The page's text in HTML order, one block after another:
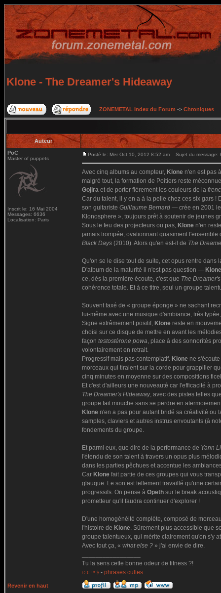
Klone - The Dreamer's Hideaway
ZONEMETAL Index du Forum -> Chroniques
Auteur
PoC
Master of puppets
Inscrit le: 16 Mai 2004
Messages: 6636
Localisation: Paris
Posté le: Mer Oct 10, 2012 8:52 am Sujet du message:
Avec cinq albums au compteur, Klone n'en est pas
malgré tout, la formation de Poitiers reste
Gojira et de porter fièrement les couleurs de la
Car du talent, il y en a à la pelle chez ces six gars !
son guitariste Guillaume Bernard — crée en 2001
Klonosphere », toujours prêt à soutenir de jeunes
Sous le feu des projecteurs ou pas, Klone n'en
jamais trompée, ovationnant quasiment
Black Days (2010). Alors qu'en est-il de The
Qu'on se le dise tout de suite, cet opus rentre dans
D'album de la maturité il n'est pas question — Klone
ce, dès la première écoute, c'est que The
cohérence totale. Et à ce titre, seul un groupe
Souvent taxé de « groupe éponge » ne sachant
lui-même avec une musique d'ambiance, très
Signe extrêmement positif, Klone reste en
choisi sur ce disque de mettre en avant les
façon testostérone powa, place à des sonnorités
volontairement en retrait.
Progressif mais pas contemplatif. Klone ne
morceaux qui tiraient sur la corde pour grappiller
cinq minutes en moyenne sur des compositions
Et c'est d'ailleurs une nouveauté car l'efficacité à
The Dreamer's Hideaway, avec des pistes telles
groupe fait mouche sans se perdre en
Klone n'en a pas pour autant bridé sa créativité ou
samples, claviers et autres instrus envoutants (à
fondements du groupe.
Et parmi eux, que dire de la performance de Yann
l'étendu de son talent à travers un opus plus
dans les parties pêchues et accentue les
Car Klone fait partie de ces groupes qui vous
glauque. Le son est tellement travaillé qu'une
progressifs. On pense à Opeth sur le break
prometteur qu'il faudra continuer d'explorer !
D'une homogénéité complète, composé de
l'histoire de Klone. Sûrement plus accessible que
groupe talentueux, qui mérite clairement qu'on s'y
Avec tout ça, « what else ? » j'ai envie de dire.
Tu la sens cette bonne odeur de fitness ?!
© € ™ $ - phrases cultes
Revenir en haut